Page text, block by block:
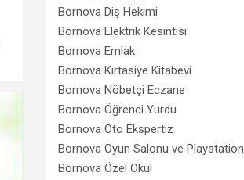
Bornova Diş Hekimi
Bornova Elektrik Kesintisi
Bornova Emlak
Bornova Kırtasiye Kitabevi
Bornova Nöbetçi Eczane
Bornova Öğrenci Yurdu
Bornova Oto Ekspertiz
Bornova Oyun Salonu ve Playstation
Bornova Özel Okul